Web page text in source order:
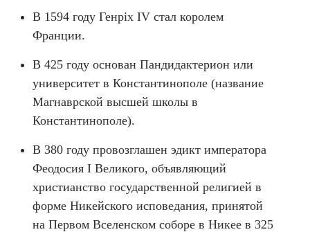
В 1594 году Генріх IV стал королем
Франции.
В 425 году основан Пандидактерион или
университет в Константинополе (название
Магнаврской высшей школы в
Константинополе).
В 380 году провозглашен эдикт императора
Феодосия I Великого, объявляющий
христианство государственной религией в
форме Никейского исповедания, принятой
на Первом Вселенском соборе в Никее в 325